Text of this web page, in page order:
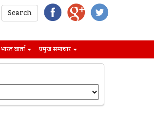
भारत वार्ता प्रमुख समाचार